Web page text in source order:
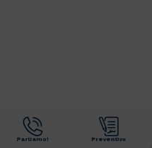
Parliamo! Preventivo